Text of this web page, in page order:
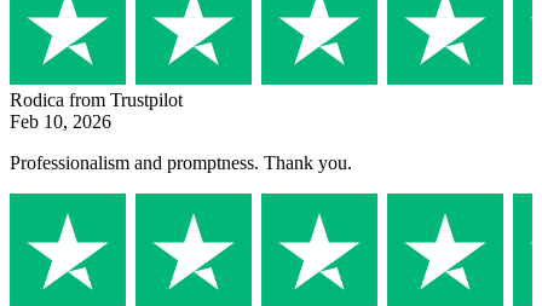
Rodica from Trustpilot
Feb 10, 2026
Professionalism and promptness. Thank you.